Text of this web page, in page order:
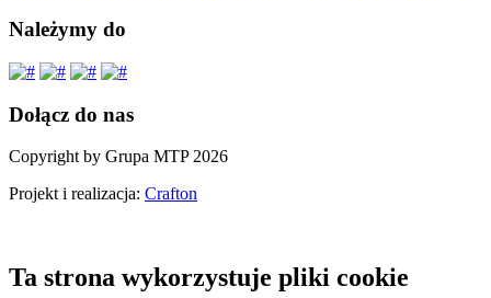
Należymy do
Dołącz do nas
Copyright by Grupa MTP 2026
Projekt i realizacja: Crafton
Ta strona wykorzystuje pliki cookie